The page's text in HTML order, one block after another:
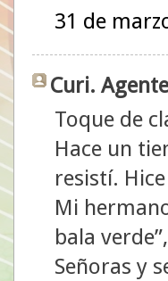
31 de
Curi.
Toque de
Hace un
resistí.
Mi
bala
Señoras y